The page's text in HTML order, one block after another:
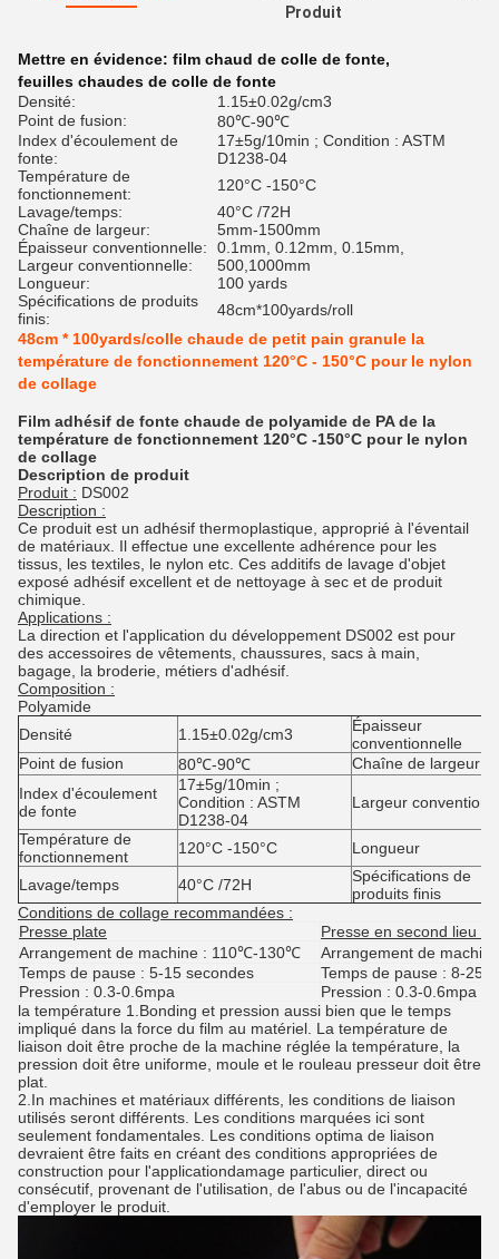
Produit
Mettre en évidence: film chaud de colle de fonte,
feuilles chaudes de colle de fonte
Densité:
1.15±0.02g/cm3
Point de fusion:
80℃-90℃
Index d'écoulement de
fonte:
17±5g/10min ; Condition : ASTM
D1238-04
Température de
fonctionnement:
120°C -150°C
Lavage/temps:
40°C /72H
Chaîne de largeur:
5mm-1500mm
Épaisseur conventionnelle:
0.1mm, 0.12mm, 0.15mm,
Largeur conventionnelle:
500,1000mm
Longueur:
100 yards
Spécifications de produits
finis:
48cm*100yards/roll
48cm * 100yards/colle chaude de petit pain granule la
température de fonctionnement 120°C - 150°C pour le nylon
de collage
Film adhésif de fonte chaude de polyamide de PA de la
température de fonctionnement 120°C -150°C pour le nylon
de collage
Description de produit
Produit : DS002
Description :
Ce produit est un adhésif thermoplastique, approprié à l'éventail
de matériaux. Il effectue une excellente adhérence pour les
tissus, les textiles, le nylon etc. Ces additifs de lavage d'objet
exposé adhésif excellent et de nettoyage à sec et de produit
chimique.
Applications :
La direction et l'application du développement DS002 est pour
des accessoires de vêtements, chaussures, sacs à main,
bagage, la broderie, métiers d'adhésif.
Composition :
Polyamide
Densité
1.15±0.02g/cm3
Épaisseur
conventionnelle
Point de fusion
80℃-90℃
Chaîne de largeur
Index d'écoulement
de fonte
17±5g/10min ;
Condition : ASTM
D1238-04
Largeur
Température de
fonctionnement
120°C -150°C Longueur
Lavage/temps 40°C /72H
Spécifications de
produits finis
Conditions de collage recommandées :
Presse plate
Presse en second lieu
Arrangement de machine : 110℃-130℃
Arrangement de
Temps de pause : 5-15 secondes
Temps de pause : 8-
Pression : 0.3-0.6mpa
Pression : 0.3-0.6mpa
la température 1.Bonding et pression aussi bien que le temps
impliqué dans la force du film au matériel. La température de
liaison doit être proche de la machine réglée la température, la
pression doit être uniforme, moule et le rouleau presseur doit être
plat.
2.In machines et matériaux différents, les conditions de liaison
utilisés seront différents. Les conditions marquées ici sont
seulement fondamentales. Les conditions optima de liaison
devraient être faits en créant des conditions appropriées de
construction pour l'applicationdamage particulier, direct ou
consécutif, provenant de l'utilisation, de l'abus ou de l'incapacité
d'employer le produit.